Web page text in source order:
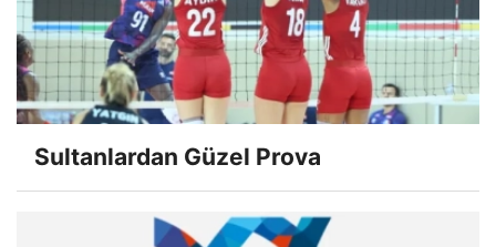
Sultanlardan Güzel Prova